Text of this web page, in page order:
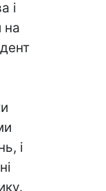
і
на
і